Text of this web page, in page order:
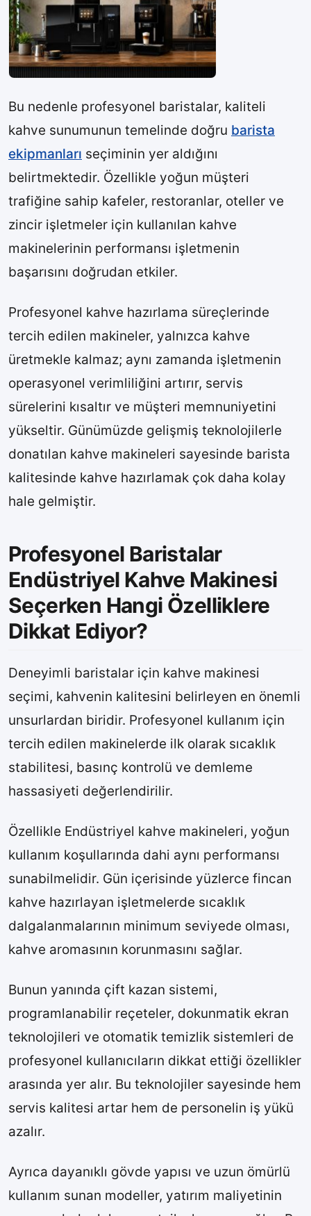
Bu nedenle profesyonel baristalar, kaliteli
kahve sunumunun temelinde doğru barista
ekipmanları seçiminin yer aldığını
belirtmektedir. Özellikle yoğun müşteri
trafiğine sahip kafeler, restoranlar, oteller ve
zincir işletmeler için kullanılan kahve
makinelerinin performansı işletmenin
başarısını doğrudan etkiler.
Profesyonel kahve hazırlama süreçlerinde
tercih edilen makineler, yalnızca kahve
üretmekle kalmaz; aynı zamanda işletmenin
operasyonel verimliliğini artırır, servis
sürelerini kısaltır ve müşteri memnuniyetini
yükseltir. Günümüzde gelişmiş teknolojilerle
donatılan kahve makineleri sayesinde barista
kalitesinde kahve hazırlamak çok daha kolay
hale gelmiştir.
Profesyonel Baristalar
Endüstriyel Kahve Makinesi
Seçerken Hangi Özelliklere
Dikkat Ediyor?
Deneyimli baristalar için kahve makinesi
seçimi, kahvenin kalitesini belirleyen en önemli
unsurlardan biridir. Profesyonel kullanım için
tercih edilen makinelerde ilk olarak sıcaklık
stabilitesi, basınç kontrolü ve demleme
hassasiyeti değerlendirilir.
Özellikle Endüstriyel kahve makineleri, yoğun
kullanım koşullarında dahi aynı performansı
sunabilmelidir. Gün içerisinde yüzlerce fincan
kahve hazırlayan işletmelerde sıcaklık
dalgalanmalarının minimum seviyede olması,
kahve aromasının korunmasını sağlar.
Bunun yanında çift kazan sistemi,
programlanabilir reçeteler, dokunmatik ekran
teknolojileri ve otomatik temizlik sistemleri de
profesyonel kullanıcıların dikkat ettiği özellikler
arasında yer alır. Bu teknolojiler sayesinde hem
servis kalitesi artar hem de personelin iş yükü
azalır.
Ayrıca dayanıklı gövde yapısı ve uzun ömürlü
kullanım sunan modeller, yatırım maliyetinin